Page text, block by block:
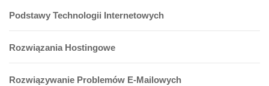
Podstawy Technologii Internetowych
Rozwiązania Hostingowe
Rozwiązywanie Problemów E-Mailowych